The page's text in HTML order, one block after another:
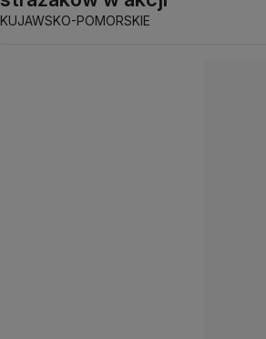
KUJAWSKO-POMORSKIE